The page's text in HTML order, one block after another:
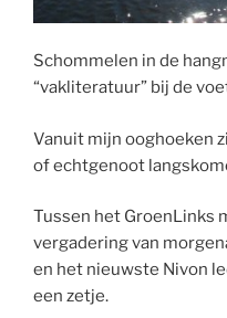
Schommelen in de
“vakliteratuur” bij de
Vanuit mijn ooghoeken
of echtgenoot
Tussen het GroenLinks
vergadering van
en het nieuwste Nivon
een zetje.